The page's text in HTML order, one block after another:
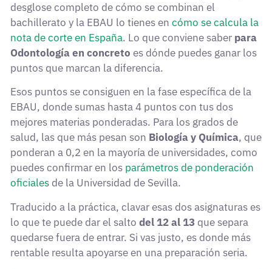
desglose completo de cómo se combinan el
bachillerato y la EBAU lo tienes en cómo se calcula la
nota de corte en España. Lo que conviene saber para
Odontología en concreto es dónde puedes ganar los
puntos que marcan la diferencia.
Esos puntos se consiguen en la fase específica de la
EBAU, donde sumas hasta 4 puntos con tus dos
mejores materias ponderadas. Para los grados de
salud, las que más pesan son Biología y Química, que
ponderan a 0,2 en la mayoría de universidades, como
puedes confirmar en los parámetros de ponderación
oficiales de la Universidad de Sevilla.
Traducido a la práctica, clavar esas dos asignaturas es
lo que te puede dar el salto del 12 al 13 que separa
quedarse fuera de entrar. Si vas justo, es donde más
rentable resulta apoyarse en una preparación seria.